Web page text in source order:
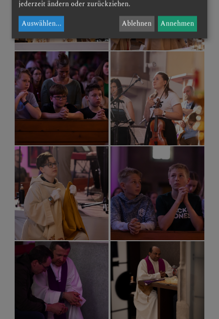
jederzeit ändern oder zurückziehen.
Auswählen... Ablehnen Annehmen